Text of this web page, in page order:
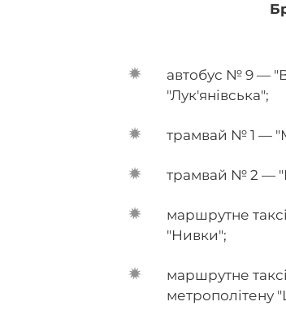
автобус № 9 —
"Лук'янівська";
трамвай № 1 —
трамвай № 2 —
маршрутне
"Нивки";
маршрутне
метрополітену